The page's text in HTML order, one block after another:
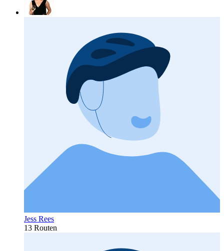
Jess Rees
13 Routen